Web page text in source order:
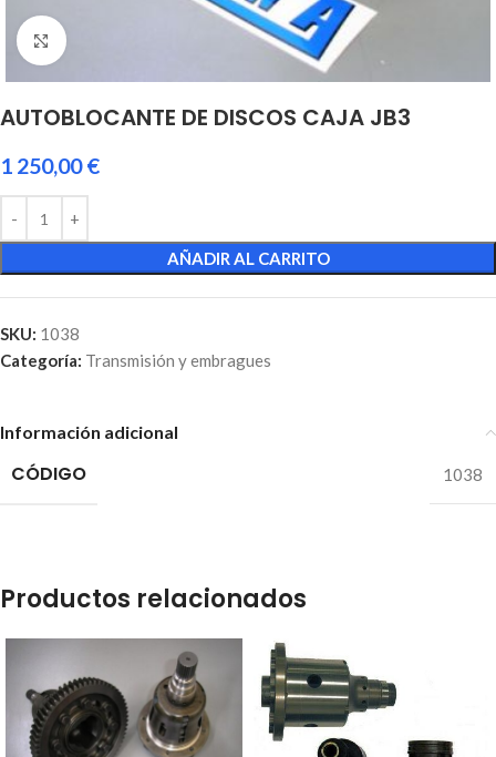
Click to enlarge
AUTOBLOCANTE DE DISCOS CAJA JB3
1 250,00€
AÑADIR AL CARRITO
SKU: 1038
Categoría: Transmisión y embragues
Información adicional
CÓDIGO 1038
Productos relacionados